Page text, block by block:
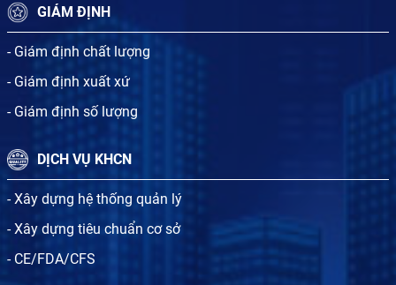
GIÁM ĐỊNH
- Giám định chất lượng
- Giám định xuất xứ
- Giám định số lượng
DỊCH VỤ KHCN
- Xây dựng hệ thống quản lý
- Xây dựng tiêu chuẩn cơ sở
- CE/FDA/CFS